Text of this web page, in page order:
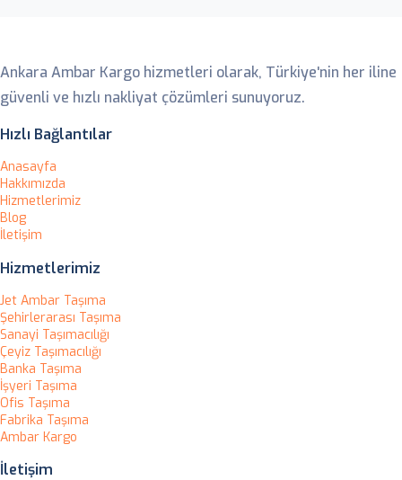
Ankara Ambar Kargo hizmetleri olarak, Türkiye'nin her iline
güvenli ve hızlı nakliyat çözümleri sunuyoruz.
Hızlı Bağlantılar
Anasayfa
Hakkımızda
Hizmetlerimiz
Blog
İletişim
Hizmetlerimiz
Jet Ambar Taşıma
Şehirlerarası Taşıma
Sanayi Taşımacılığı
Çeyiz Taşımacılığı
Banka Taşıma
İşyeri Taşıma
Ofis Taşıma
Fabrika Taşıma
Ambar Kargo
İletişim